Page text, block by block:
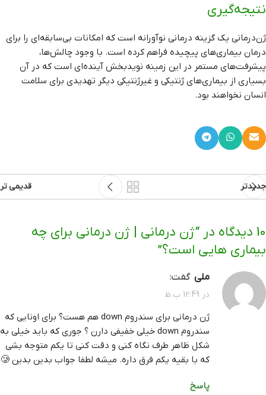
نتیجه‌گیری
ژن‌درمانی یک گزینه درمانی نوآورانه است که امکانات بی‌سابقه‌ای را برای
درمان بیماری‌های پیچیده فراهم کرده است. با وجود چالش‌ها،
پیشرفت‌های مستمر در این زمینه نویدبخش آینده‌ای است که در آن
بسیاری از بیماری‌های ژنتیکی و غیرژنتیکی دیگر تهدیدی برای سلامت
انسان نخواهند بود.
جدیدتر قدیمی تر
10 دیدگاه در “
ژن درمانی | ژن درمانی برای چه
بیماری هایی است؟”
ملی گفت:
در 12:49 ب.ظ
ژن درمانی برای سندروم down هم هست؟ برای اونایی که
سندروم down خیلی خفیفی دارن ؟ جوری که باید خیلی به
شکل ظاهر طرف نگاه کنی و دقت کنی تا یکم متوجه بشی
که با بقیه یکم فرق داره. میشه لطفا جواب بدین بدین 🥲
پاسخ